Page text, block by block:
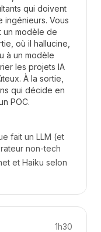
qui doivent
ingénieurs. Vous
modèle de
où il hallucine,
à un modèle
les projets IA
À la sortie,
qui décide en
POC.
fait un LLM (et
non-tech
et Haiku selon
1h30